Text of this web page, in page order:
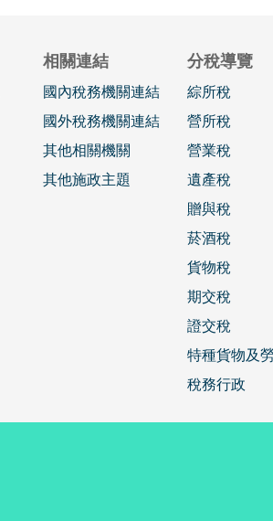
相關連結
國內稅務機關連結
國外稅務機關連結
其他相關機關
其他施政主題
分稅導覽
綜所稅
營所稅
營業稅
遺產稅
贈與稅
菸酒稅
貨物稅
期交稅
證交稅
特種貨物及
稅務行政